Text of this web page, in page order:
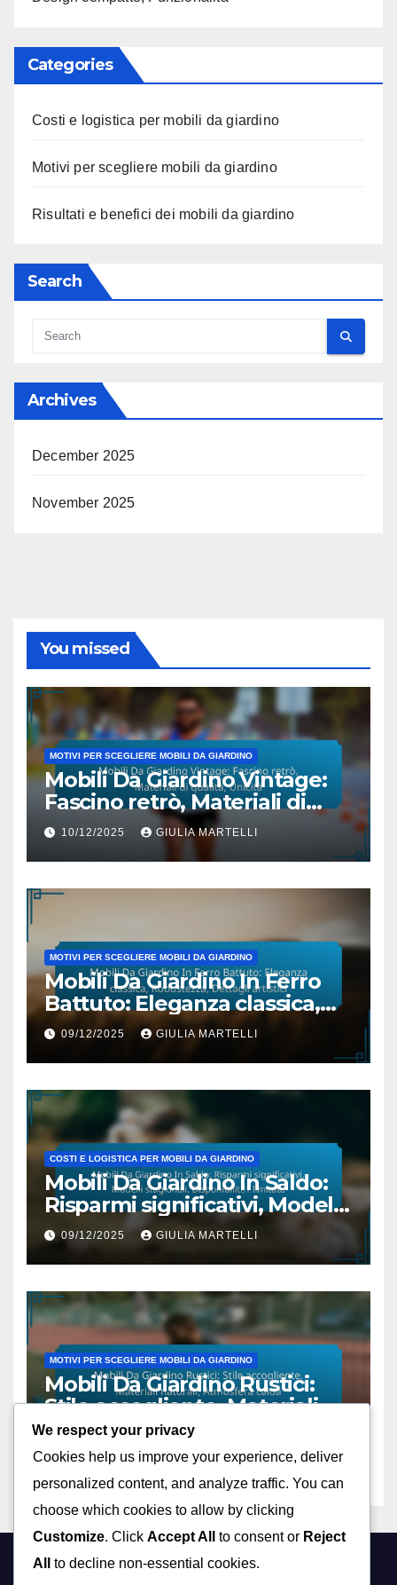
Categories
Costi e logistica per mobili da giardino
Motivi per scegliere mobili da giardino
Risultati e benefici dei mobili da giardino
Search
Archives
December 2025
November 2025
You missed
MOTIVI PER SCEGLIERE MOBILI DA GIARDINO
Mobili Da Giardino Vintage:
Fascino retrò, Materiali di
qualità, Unicità
10/12/2025 GIULIA MARTELLI
MOTIVI PER SCEGLIERE MOBILI DA GIARDINO
Mobili Da Giardino In Ferro
Battuto: Eleganza classica,
Robustezza, Dettagli artistici
09/12/2025 GIULIA MARTELLI
COSTI E LOGISTICA PER MOBILI DA GIARDINO
Mobili Da Giardino In Saldo:
Risparmi significativi, Modelli
stagionali, Disponibilità
limitata
09/12/2025 GIULIA MARTELLI
MOTIVI PER SCEGLIERE MOBILI DA GIARDINO
Mobili Da Giardino Rustici:
Stile accogliente, Materiali
naturali, Atmosfera calda
09/12/2025 GIULIA MARTELLI
We respect your privacy
Cookies help us improve your experience, deliver
personalized content, and analyze traffic. You can
choose which cookies to allow by clicking
Customize. Click Accept All to consent or Reject
All
to decline non-essential cookies.